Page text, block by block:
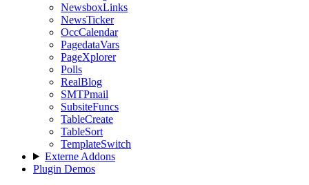
NewsboxLinks
NewsTicker
OccCalendar
PagedataVars
PageXplorer
Polls
RealBlog
SMTPmail
SubsiteFuncs
TableCreate
TableSort
TemplateSwitch
Externe Addons
Plugin Demos